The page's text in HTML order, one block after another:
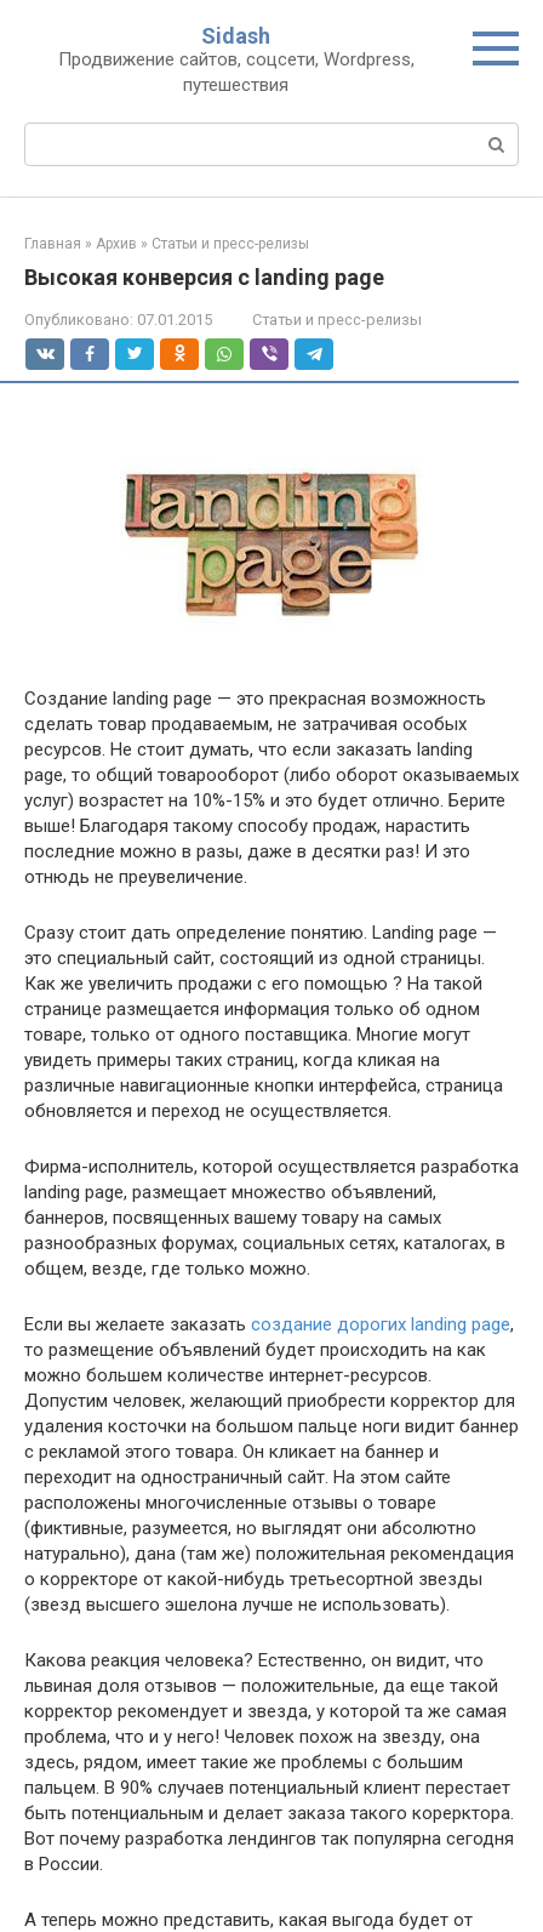
контенту
Sidash
Продвижение сайтов, соцсети, Wordpress,
путешествия
Главная » Архив » Статьи и пресс-релизы
Высокая конверсия с landing page
Опубликовано: 07.01.2015 Статьи и пресс-релизы
Создание landing page — это прекрасная возможность
сделать товар продаваемым, не затрачивая особых
ресурсов. Не стоит думать, что если заказать landing
page, то общий товарооборот (либо оборот оказываемых
услуг) возрастет на 10%-15% и это будет отлично. Берите
выше! Благодаря такому способу продаж, нарастить
последние можно в разы, даже в десятки раз! И это
отнюдь не преувеличение.
Сразу стоит дать определение понятию. Landing page —
это специальный сайт, состоящий из одной страницы.
Как же увеличить продажи с его помощью ? На такой
странице размещается информация только об одном
товаре, только от одного поставщика. Многие могут
увидеть примеры таких страниц, когда кликая на
различные навигационные кнопки интерфейса, страница
обновляется и переход не осуществляется.
Фирма-исполнитель, которой осуществляется разработка
landing page, размещает множество объявлений,
баннеров, посвященных вашему товару на самых
разнообразных форумах, социальных сетях, каталогах, в
общем, везде, где только можно.
Если вы желаете заказать создание дорогих landing page,
то размещение объявлений будет происходить на как
можно большем количестве интернет-ресурсов.
Допустим человек, желающий приобрести корректор для
удаления косточки на большом пальце ноги видит баннер
с рекламой этого товара. Он кликает на баннер и
переходит на одностраничный сайт. На этом сайте
расположены многочисленные отзывы о товаре
(фиктивные, разумеется, но выглядят они абсолютно
натурально), дана (там же) положительная рекомендация
о корректоре от какой-нибудь третьесортной звезды
(звезд высшего эшелона лучше не использовать).
Какова реакция человека? Естественно, он видит, что
львиная доля отзывов — положительные, да еще такой
корректор рекомендует и звезда, у которой та же самая
проблема, что и у него! Человек похож на звезду, она
здесь, рядом, имеет такие же проблемы с большим
пальцем. В 90% случаев потенциальный клиент перестает
быть потенциальным и делает заказа такого корерктора.
Вот почему разработка лендингов так популярна сегодня
в России.
А теперь можно представить, какая выгода будет от